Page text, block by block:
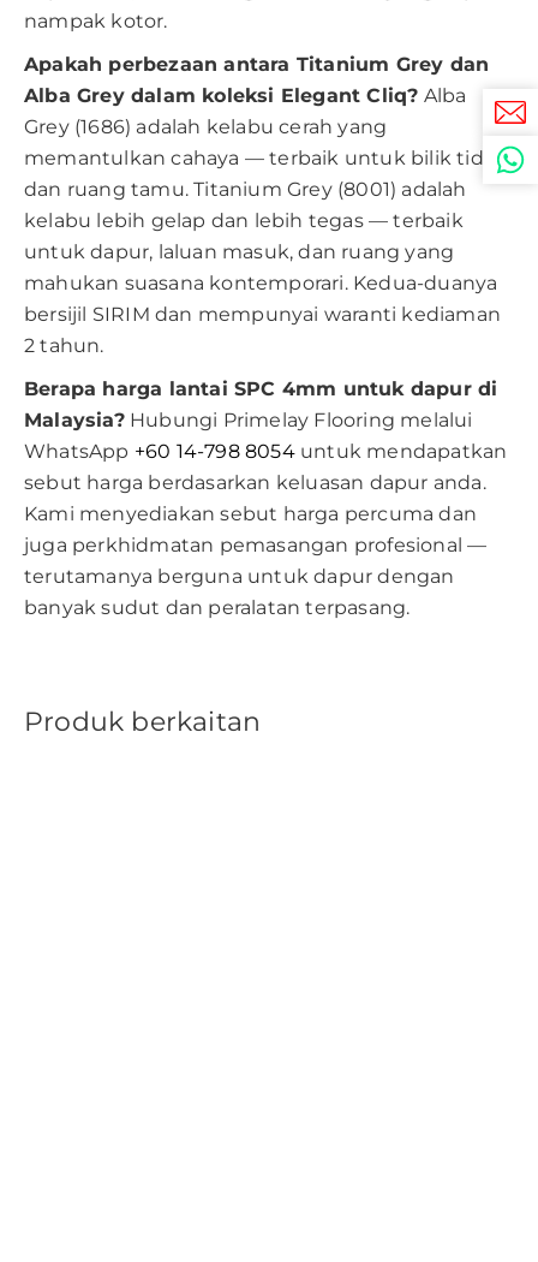
nampak kotor.
Apakah perbezaan antara Titanium Grey dan
Alba Grey dalam koleksi Elegant Cliq? Alba
Grey (1686) adalah kelabu cerah yang
memantulkan cahaya — terbaik untuk bilik tidur
dan ruang tamu. Titanium Grey (8001) adalah
kelabu lebih gelap dan lebih tegas — terbaik
untuk dapur, laluan masuk, dan ruang yang
mahukan suasana kontemporari. Kedua-duanya
bersijil SIRIM dan mempunyai waranti kediaman
2 tahun.
Berapa harga lantai SPC 4mm untuk dapur di
Malaysia?Hubungi Primelay Flooring melalui
WhatsApp +60 14-798 8054untuk mendapatkan
sebut harga berdasarkan keluasan dapur anda.
Kami menyediakan sebut harga percuma dan
juga perkhidmatan pemasangan profesional —
terutamanya berguna untuk dapur dengan
banyak sudut dan peralatan terpasang.
Produk berkaitan